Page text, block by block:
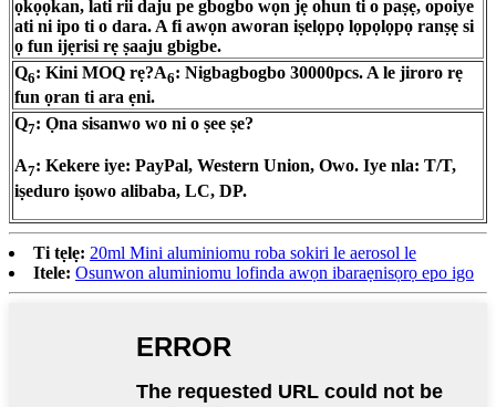
ọkọọkan, lati rii daju pe gbogbo wọn jẹ ohun ti o paṣẹ, opoiye
ati ni ipo ti o dara. A fi awọn aworan iṣelọpọ lọpọlọpọ ranṣẹ si
ọ fun ijẹrisi rẹ ṣaaju gbigbe.
Q6: Kini MOQ rẹ?A6: Nigbagbogbo 30000pcs. A le jiroro rẹ
fun ọran ti ara ẹni.
Q7: Ọna sisanwo wo ni o ṣee ṣe?
A7: Kekere iye: PayPal, Western Union, Owo. Iye nla: T/T,
iṣeduro iṣowo alibaba, LC, DP.
Ti tẹlẹ: 20ml Mini aluminiomu roba sokiri le aerosol le
Itele: Osunwon aluminiomu lofinda awọn ibaraẹnisọrọ epo igo